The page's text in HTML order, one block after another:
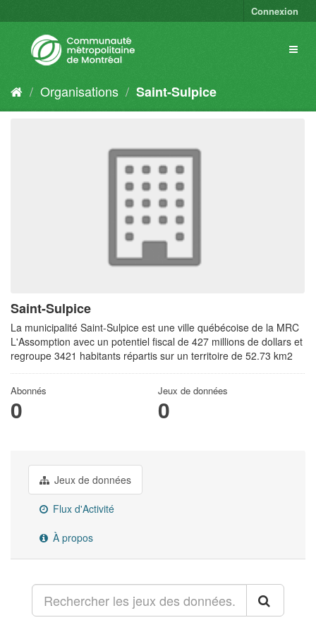
Connexion
Organisations Saint-Sulpice
Saint-Sulpice
La municipalité Saint-Sulpice est une ville québécoise de la MRC
L'Assomption avec un potentiel fiscal de 427 millions de dollars et
regroupe 3421 habitants répartis sur un territoire de 52.73 km2
Abonnés
0
Jeux de données
0
Jeux de données
Flux d'Activité
À propos